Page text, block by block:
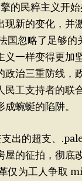
的民粹主义开
现新的变化，并
国忽略了足够的
义一样变得更加
政治三重防线，
民工支持者的联
蜿蜒的陷阱。
出的超支、
屋的征拍，彻底
仅为工人争取